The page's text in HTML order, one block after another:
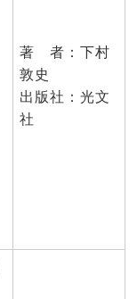
著 者：下村
敦史
出版社：光文
社